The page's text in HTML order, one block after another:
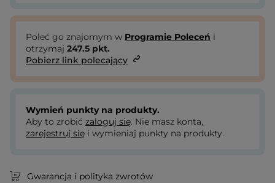
Poleć go znajomym w Programie Poleceń i
otrzymaj 247.5 pkt.
Pobierz link polecający
Wymień punkty na produkty.
Aby to zrobić zaloguj się. Nie masz konta,
zarejestruj się i wymieniaj punkty na produkty.
Gwarancja i polityka zwrotów